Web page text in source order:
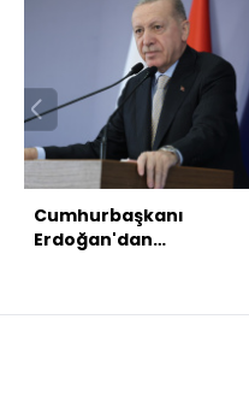
Cumhurbaşkanı
Erdoğan'dan